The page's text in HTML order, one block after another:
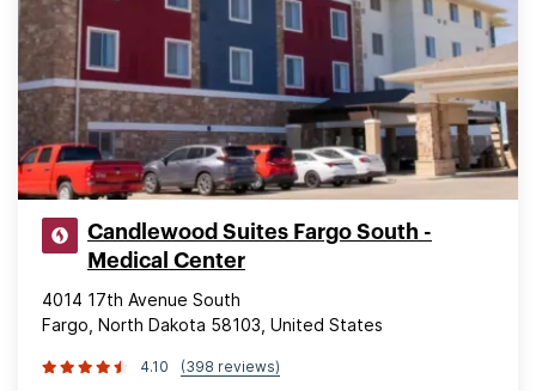
Candlewood Suites Fargo South -
Medical Center
4014 17th Avenue South
Fargo, North Dakota 58103, United States
4.10 (398 reviews)